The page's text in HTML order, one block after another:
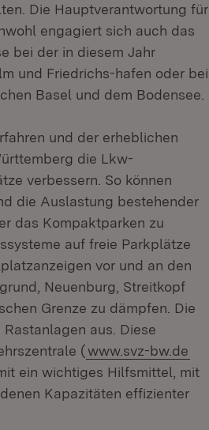
Die Hauptverantwortung für
engagiert sich auch das
bei der in diesem Jahr
und Friedrichs-hafen oder bei
Basel und dem Bodensee.
und der erheblichen
die Lkw-
verbessern. So können
die Auslastung bestehender
das Kompaktparken zu
auf freie Parkplätze
vor und an den
Neuenburg, Streitkopf
Grenze zu dämpfen. Die
aus. Diese
(www.svz-bw.de
ein wichtiges Hilfsmittel, mit
Kapazitäten effizienter